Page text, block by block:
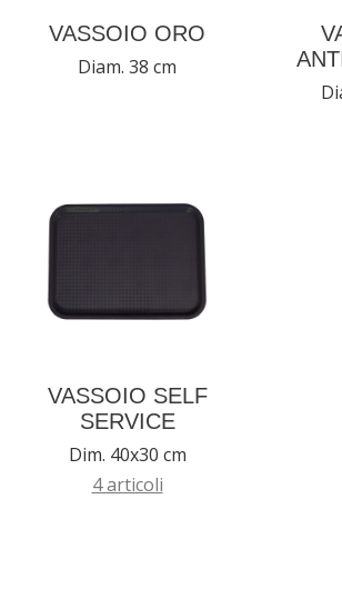
VASSOIO ORO
Diam. 38 cm
VASSOIO SELF
SERVICE
Dim. 40x30 cm
4 articoli